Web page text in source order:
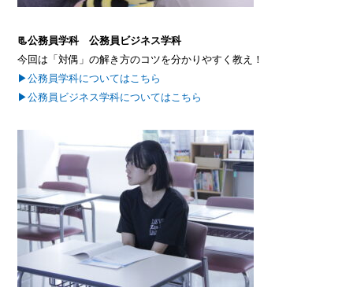
📃公務員学科 公務員ビジネス学科
今回は「対偶」の解き方のコツを分かりやすく教え！
▶公務員学科についてはこちら
▶公務員ビジネス学科についてはこちら